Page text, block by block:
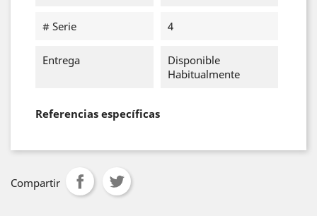
# Serie 4
Entrega
Disponible
Habitualmente
Referencias específicas
Compartir